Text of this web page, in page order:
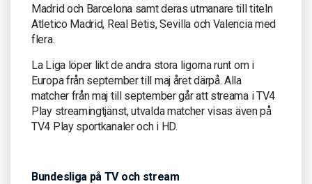
Madrid och Barcelona samt deras utmanare till titeln
Atletico Madrid, Real Betis, Sevilla och Valencia med
flera.
La Liga löper likt de andra stora ligorna runt om i
Europa från september till maj året därpå. Alla
matcher från maj till september går att streama i TV4
Play streamingtjänst, utvalda matcher visas även på
TV4 Play sportkanaler och i HD.
Bundesliga på TV och stream